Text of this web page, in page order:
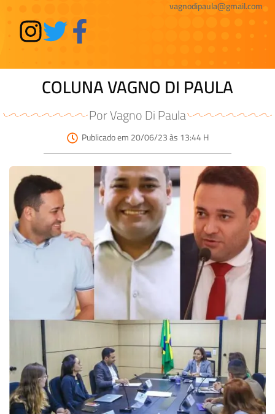
vagnodipaula@gmail.com
COLUNA VAGNO DI PAULA
Por Vagno Di Paula
Publicado em 20/06/23 às 13:44 H